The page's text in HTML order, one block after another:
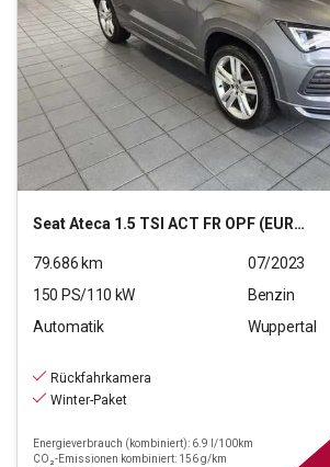
SeatAteca 1.5 TSI ACT FR OPF (EURO 6d)
79.686 km
07/2023
150 PS/110 kW
Benzin
Automatik
Wuppertal
Rückfahrkamera
Winter-Paket
Energieverbrauch (kombiniert): 6.9 l/100km
CO₂-Emissionen kombiniert: 156 g/km